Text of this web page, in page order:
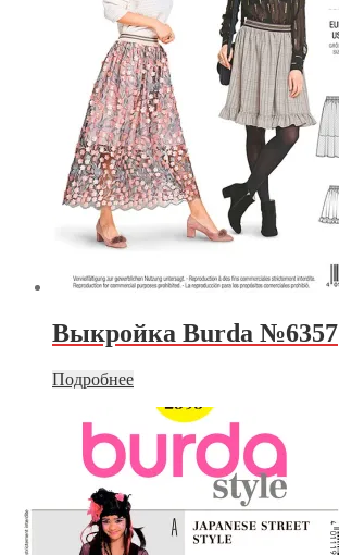
Выкройка Burda №6357
Подробнее